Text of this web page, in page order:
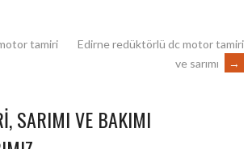
tamiri
Edirne redüktörlü dc motor tamiri
ve sarımı
→
SARIMI VE BAKIMI